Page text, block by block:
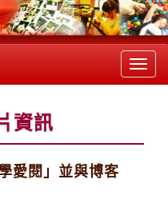
資訊
愛閱」並與博客